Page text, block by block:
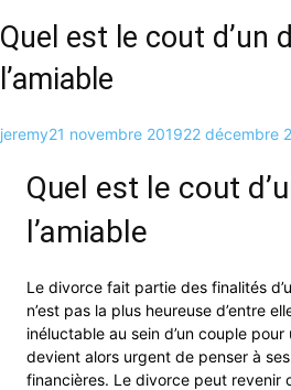
Quel est le cout d’un
l’amiable
jeremy21 novembre 201922 décembre
Quel est le cout
l’amiable
Le divorce fait partie des finalités
n’est pas la plus heureuse d’entre
inéluctable au sein d’un couple
devient alors urgent de penser à
financières. Le divorce peut revenir